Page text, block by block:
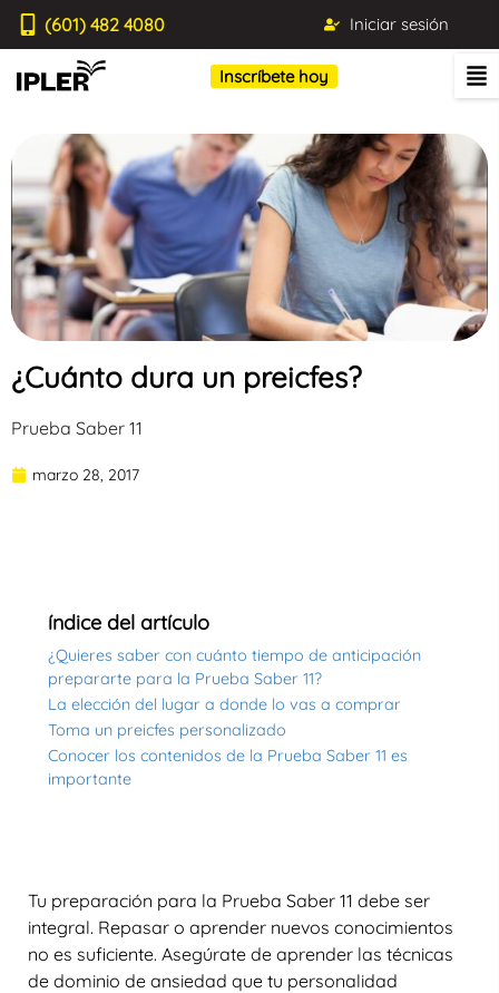
(601) 482 4080 Iniciar sesión
Inscríbete hoy
¿Cuánto dura un preicfes?
Prueba Saber 11
marzo 28, 2017
índice del artículo
¿Quieres saber con cuánto tiempo de anticipación
prepararte para la Prueba Saber 11?
La elección del lugar a donde lo vas a comprar
Toma un preicfes personalizado
Conocer los contenidos de la Prueba Saber 11 es
importante
Tu preparación para la Prueba Saber 11 debe ser
integral. Repasar o aprender nuevos conocimientos
no es suficiente. Asegúrate de aprender las técnicas
de dominio de ansiedad que tu personalidad